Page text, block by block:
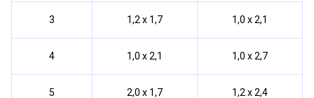
3 1,2 х 1,7 1,0 х 2,1
4 1,0 х 2,1 1,0 х 2,7
5 2,0 х 1,7 1,2 х 2,4